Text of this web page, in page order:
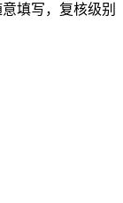
填写，复核级别